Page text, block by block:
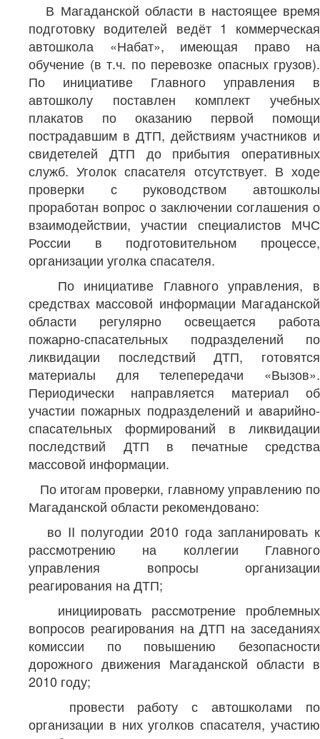
В Магаданской области в настоящее время
подготовку водителей ведёт 1 коммерческая
автошкола «Набат», имеющая право на
обучение (в т.ч. по перевозке опасных грузов).
По инициативе Главного управления в
автошколу поставлен комплект учебных
плакатов по оказанию первой помощи
пострадавшим в ДТП, действиям участников и
свидетелей ДТП до прибытия оперативных
служб. Уголок спасателя отсутствует. В ходе
проверки с руководством автошколы
проработан вопрос о заключении соглашения о
взаимодействии, участии специалистов МЧС
России в подготовительном процессе,
организации уголка спасателя.
По инициативе Главного управления, в
средствах массовой информации Магаданской
области регулярно освещается работа
пожарно-спасательных подразделений по
ликвидации последствий ДТП, готовятся
материалы для телепередачи «Вызов».
Периодически направляется материал об
участии пожарных подразделений и аварийно-
спасательных формирований в ликвидации
последствий ДТП в печатные средства
массовой информации.
По итогам проверки, главному управлению по
Магаданской области рекомендовано:
во II полугодии 2010 года запланировать к
рассмотрению на коллегии Главного
управления вопросы организации
реагирования на ДТП;
инициировать рассмотрение проблемных
вопросов реагирования на ДТП на заседаниях
комиссии по повышению безопасности
дорожного движения Магаданской области в
2010 году;
провести работу с автошколами по
организации в них уголков спасателя, участию